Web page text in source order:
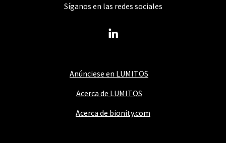
Anúnciese en LUMITOS
Acerca de LUMITOS
Acerca de bionity.com
Síganos en las redes sociales